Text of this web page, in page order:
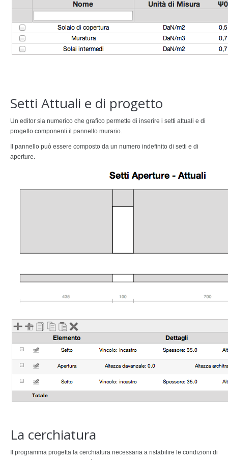
Setti Attuali e di progetto
Un editor sia numerico che grafico permette di inserire i setti attuali e di
progetto componenti il pannello murario.
Il pannello può essere composto da un numero indefinito di setti e di
aperture.
La cerchiatura
Il programma progetta la cerchiatura necessaria a ristabilire le condizioni di